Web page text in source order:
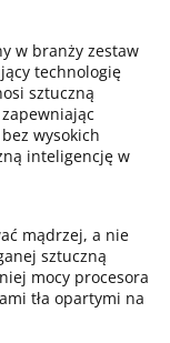
w branży zestaw
technologię
sztuczną
wysokich
inteligencję w
mądrzej, a nie
sztuczną
mocy procesora
tła opartymi na